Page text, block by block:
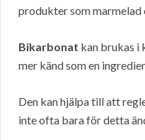
produkter som marmelad
Bikarbonat kan brukas i
mer känd som en
Den kan hjälpa till att
inte ofta bara för detta